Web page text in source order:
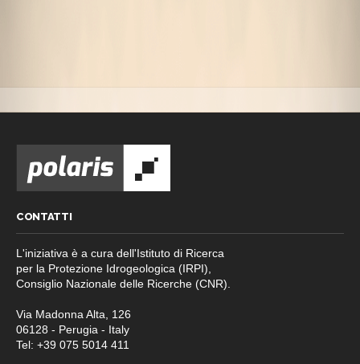
CONTATTI
L'iniziativa è a cura dell'Istituto di Ricerca
per la Protezione Idrogeologica (IRPI),
Consiglio Nazionale delle Ricerche (CNR).
Via Madonna Alta, 126
06128 - Perugia - Italy
Tel: +39 075 5014 411